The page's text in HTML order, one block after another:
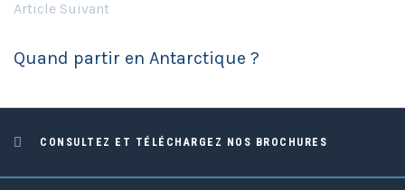
Article Suivant
Quand partir en Antarctique ?
CONSULTEZ ET TÉLÉCHARGEZ NOS BROCHURES